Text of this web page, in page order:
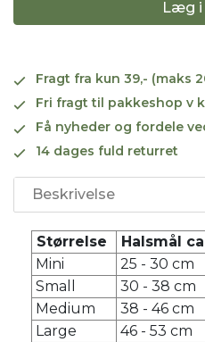
Læg i
Fragt fra kun 39,- (maks
Fri fragt til pakkeshop v
Få nyheder og fordele
14 dages fuld returret
Beskrivelse
Størrelse Halsmål
Mini
25 - 30 cm
Small
30 - 38 cm
Medium
38 - 46 cm
Large
46 - 53 cm